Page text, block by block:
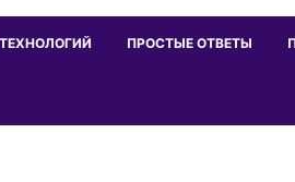
ПРОСТЫЕ ОТВЕТЫ